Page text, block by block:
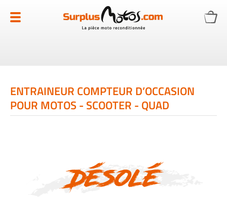
au
contenu
ENTRAINEUR COMPTEUR D’OCCASION
POUR MOTOS - SCOOTER - QUAD
Désolé